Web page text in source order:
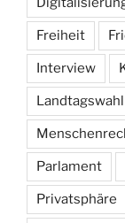
Freiheit
Interview
Landtagswahl
Parlament
Privatsphäre